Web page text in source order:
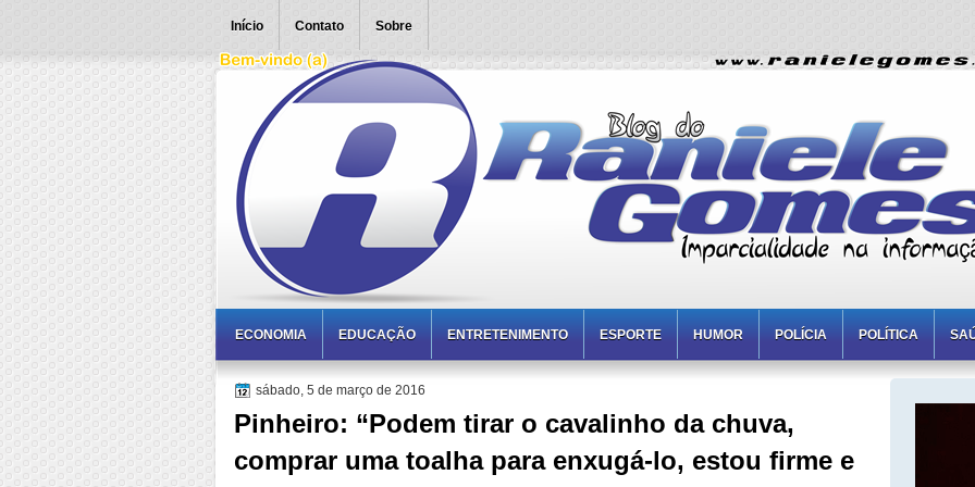
Início Contato Sobre
ECONOMIA EDUCAÇÃO ENTRETENIMENTO ESPORTE HUMOR POLÍCIA POLÍTICA
sábado, 5 de março de 2016
Pinheiro: “Podem tirar o cavalinho da chuva,
comprar uma toalha para enxugá-lo, estou firme e